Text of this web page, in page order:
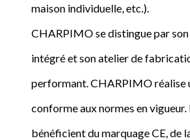
maison individuelle, etc.).
CHARPIMO se distingue par son
intégré et son atelier de
performant. CHARPIMO réalise
conforme aux normes en
bénéficient du marquage CE, de